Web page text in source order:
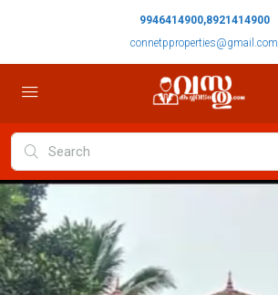
9946414900,8921414900
connetpproperties@gmail.com